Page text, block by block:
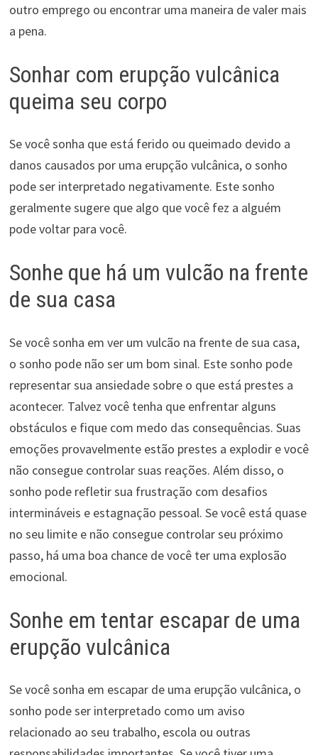
outro emprego ou encontrar uma maneira de valer mais
a pena.
Sonhar com erupção vulcânica
queima seu corpo
Se você sonha que está ferido ou queimado devido a
danos causados por uma erupção vulcânica, o sonho
pode ser interpretado negativamente. Este sonho
geralmente sugere que algo que você fez a alguém
pode voltar para você.
Sonhe que há um vulcão na frente
de sua casa
Se você sonha em ver um vulcão na frente de sua casa,
o sonho pode não ser um bom sinal. Este sonho pode
representar sua ansiedade sobre o que está prestes a
acontecer. Talvez você tenha que enfrentar alguns
obstáculos e fique com medo das consequências. Suas
emoções provavelmente estão prestes a explodir e você
não consegue controlar suas reações. Além disso, o
sonho pode refletir sua frustração com desafios
intermináveis e estagnação pessoal. Se você está quase
no seu limite e não consegue controlar seu próximo
passo, há uma boa chance de você ter uma explosão
emocional.
Sonhe em tentar escapar de uma
erupção vulcânica
Se você sonha em escapar de uma erupção vulcânica, o
sonho pode ser interpretado como um aviso
relacionado ao seu trabalho, escola ou outras